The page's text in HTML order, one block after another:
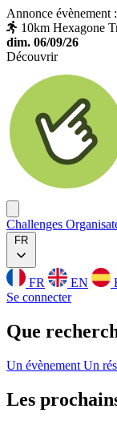
Annonce évènement :
10km Hexagone
dim. 06/09/26
Découvrir
Challenges
FR
FR EN
Se connecter
Que
Un évènement Un
Les